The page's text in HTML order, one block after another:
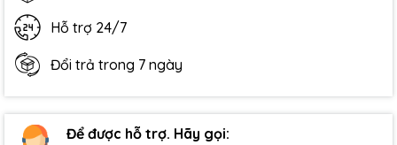
Hỗ trợ 24/7
Đổi trả trong 7 ngày
Để được hỗ trợ. Hãy gọi: